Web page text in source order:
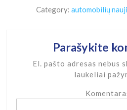
Category: automobilių
Parašykite
El. pašto adresas nebus
laukeliai